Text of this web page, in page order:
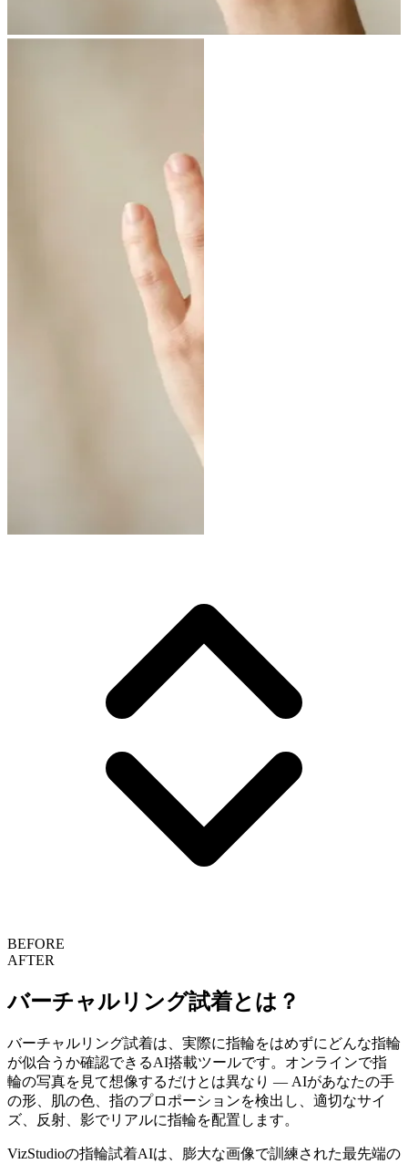
BEFORE
AFTER
バーチャルリング試着とは？
バーチャルリング試着は、実際に指輪をはめずにどんな指輪
が似合うか確認できるAI搭載ツールです。オンラインで指
輪の写真を見て想像するだけとは異なり — AIがあなたの手
の形、肌の色、指のプロポーションを検出し、適切なサイ
ズ、反射、影でリアルに指輪を配置します。
VizStudioの指輪試着AIは、膨大な画像で訓練された最先端の